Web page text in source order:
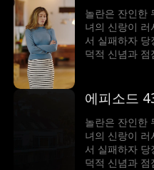
놀란은 잔인한
녀의 신랑이
서 실패하자
덕적 신념과
에피소드
놀란은 잔인한
녀의 신랑이
서 실패하자
덕적 신념과